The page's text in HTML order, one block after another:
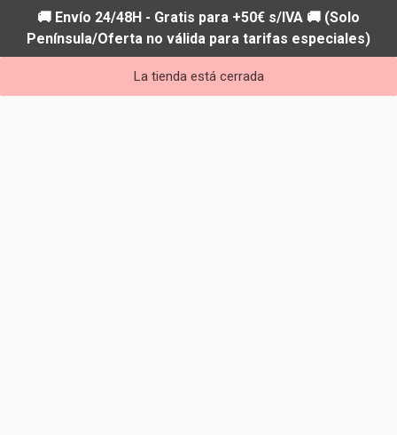
🚚 Envío 24/48H - Gratis para +50€ s/IVA 🚚 (Solo
Península/Oferta no válida para tarifas especiales)
La tienda está cerrada